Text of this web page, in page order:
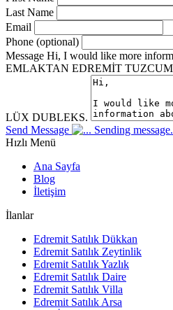
Last Name
Email
Phone (optional)
Message Hi, I would like more
EMLAKTAN EDREMİT
LÜX DUBLEKS.
Send Message
Sending
Hızlı Menü
Ana Sayfa
Blog
İletişim
İlanlar
Edremit Satılık Dükkan
Edremit Satılık Zeytinlik
Edremit Satılık Yazlık
Edremit Satılık Daire
Edremit Satılık Villa
Edremit Satılık Arsa